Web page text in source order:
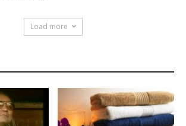
Load more